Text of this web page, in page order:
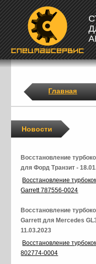
Главная
Новости
Восстановление
для Форд Транзит -
Восстановление
Garrett 787556-0024
Восстановление
Garrett для Mercedes
11.03.2023
Восстановление
802774-0004